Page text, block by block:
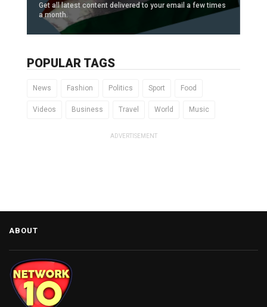
Get all latest content delivered to your email a few times
a month.
POPULAR TAGS
News Fashion Politics Sport Food
Videos Business Travel World Music
ADVERTISEMENT
ABOUT